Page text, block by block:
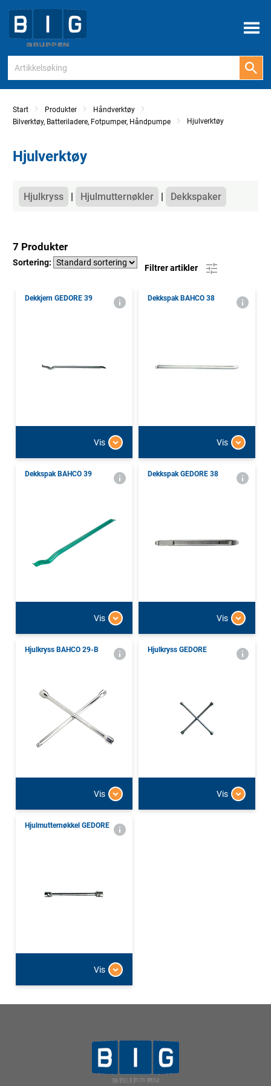
Meny
Start Produkter
Håndverktøy
Bilverktøy, Batteriladere, Fotpumper, Håndpumpe
Hjulverktøy
Hjulverktøy
Kategorier
Hjulkryss Hjulmutternøkler Dekkspaker
7 Produkter
Sortering:
Filtrer artikler
Dekkjern GEDORE 39
Vis
Dekkspak BAHCO 38
Vis
Dekkspak BAHCO 39
Vis
Dekkspak GEDORE 38
Vis
Hjulkryss BAHCO 29-B
Vis
Hjulkryss GEDORE
Vis
Hjulmutternøkkel GEDORE
Vis